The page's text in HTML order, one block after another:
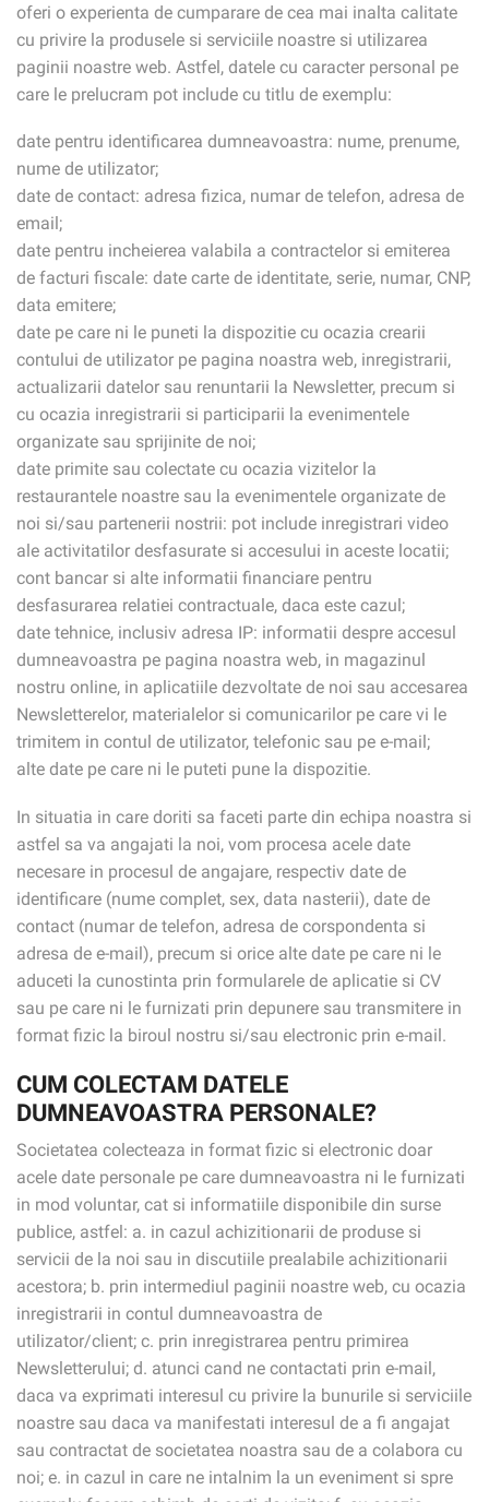
oferi o experienta de cumparare de cea mai inalta calitate
cu privire la produsele si serviciile noastre si utilizarea
paginii noastre web. Astfel, datele cu caracter personal pe
care le prelucram pot include cu titlu de exemplu:
date pentru identificarea dumneavoastra: nume, prenume,
nume de utilizator;
date de contact: adresa fizica, numar de telefon, adresa de
email;
date pentru incheierea valabila a contractelor si emiterea
de facturi fiscale: date carte de identitate, serie, numar, CNP,
data emitere;
date pe care ni le puneti la dispozitie cu ocazia crearii
contului de utilizator pe pagina noastra web, inregistrarii,
actualizarii datelor sau renuntarii la Newsletter, precum si
cu ocazia inregistrarii si participarii la evenimentele
organizate sau sprijinite de noi;
date primite sau colectate cu ocazia vizitelor la
restaurantele noastre sau la evenimentele organizate de
noi si/sau partenerii nostrii: pot include inregistrari video
ale activitatilor desfasurate si accesului in aceste locatii;
cont bancar si alte informatii financiare pentru
desfasurarea relatiei contractuale, daca este cazul;
date tehnice, inclusiv adresa IP: informatii despre accesul
dumneavoastra pe pagina noastra web, in magazinul
nostru online, in aplicatiile dezvoltate de noi sau accesarea
Newsletterelor, materialelor si comunicarilor pe care vi le
trimitem in contul de utilizator, telefonic sau pe e-mail;
alte date pe care ni le puteti pune la dispozitie.
In situatia in care doriti sa faceti parte din echipa noastra si
astfel sa va angajati la noi, vom procesa acele date
necesare in procesul de angajare, respectiv date de
identificare (nume complet, sex, data nasterii), date de
contact (numar de telefon, adresa de corspondenta si
adresa de e-mail), precum si orice alte date pe care ni le
aduceti la cunostinta prin formularele de aplicatie si CV
sau pe care ni le furnizati prin depunere sau transmitere in
format fizic la biroul nostru si/sau electronic prin e-mail.
CUM COLECTAM DATELE
DUMNEAVOASTRA PERSONALE?
Societatea colecteaza in format fizic si electronic doar
acele date personale pe care dumneavoastra ni le furnizati
in mod voluntar, cat si informatiile disponibile din surse
publice, astfel: a. in cazul achizitionarii de produse si
servicii de la noi sau in discutiile prealabile achizitionarii
acestora; b. prin intermediul paginii noastre web, cu ocazia
inregistrarii in contul dumneavoastra de
utilizator/client; c. prin inregistrarea pentru primirea
Newsletterului; d. atunci cand ne contactati prin e-mail,
daca va exprimati interesul cu privire la bunurile si serviciile
noastre sau daca va manifestati interesul de a fi angajat
sau contractat de societatea noastra sau de a colabora cu
noi; e. in cazul in care ne intalnim la un eveniment si spre